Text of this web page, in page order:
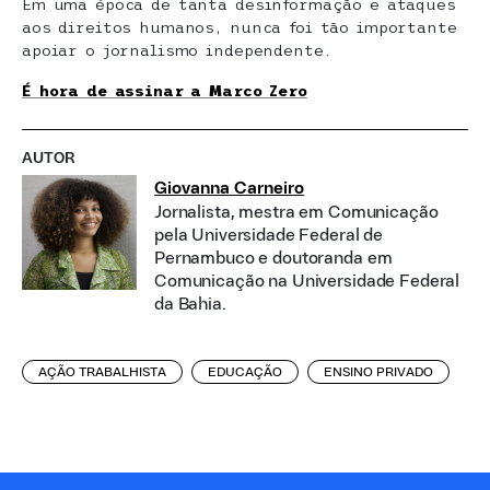
Em uma época de tanta desinformação e ataques
aos direitos humanos, nunca foi tão importante
apoiar o jornalismo independente.
É hora de assinar a Marco Zero
AUTOR
Giovanna Carneiro
Jornalista, mestra em Comunicação
pela Universidade Federal de
Pernambuco e doutoranda em
Comunicação na Universidade Federal
da Bahia.
AÇÃO TRABALHISTA EDUCAÇÃO ENSINO PRIVADO